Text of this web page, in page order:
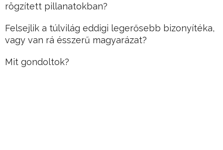
rögzített pillanatokban?
Felsejlik a túlvilág eddigi legerősebb bizonyítéka,
vagy van rá ésszerű magyarázat?
Mit gondoltok?